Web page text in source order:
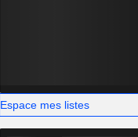
Espace mes listes